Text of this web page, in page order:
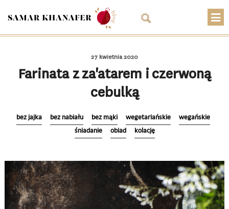
Przepisy
Artykuły
Kontakt
Koszyk
PLN
27 kwietnia 2020
Farinata z za'atarem i czerwoną
cebulką
bez jajka bez nabiału bez mąki wegetariańskie
wegańskie
śniadanie
obiad kolację